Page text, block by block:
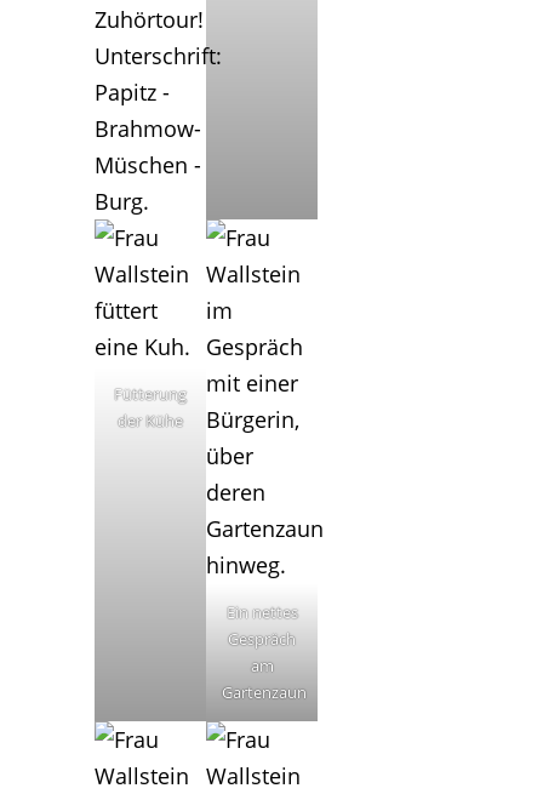
Fütterung
der Kühe
Ein nettes
Gespräch
am
Gartenzaun